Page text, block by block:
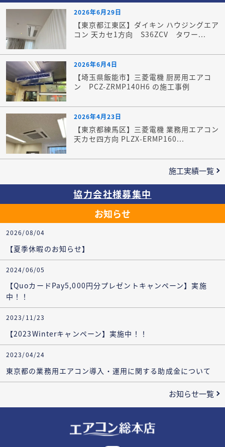
2026年6月29日
【東京都江東区】ダイキン ハウジングエア
コン 天カセ1方向 S36ZCV タワー...
2026年6月4日
【埼玉県飯能市】三菱電機 厨房用エアコ
ン PCZ-ZRMP140H6 の施工事例
2026年4月23日
【東京都練馬区】三菱電機 業務用エアコン
天カセ四方向 PLZX-ERMP160...
施工実績一覧
協力会社様募集中
お知らせ
2026/08/04
【夏季休暇のお知らせ】
2024/06/05
【QuoカードPay5,000円分プレゼントキャンペーン】実施
中！！
2023/11/23
【2023Winterキャンペーン】実施中！！
2023/04/24
東京都の業務用エアコン導入・運用に関する助成金について
お知らせ一覧